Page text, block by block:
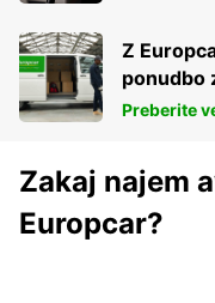
Z
ponudbo
Preberite
Zakaj najem
Europcar?